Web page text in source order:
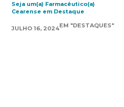
Seja um(a) Farmacêutico(a)
Cearense em Destaque
JULHO 16, 2024EM "DESTAQUES"